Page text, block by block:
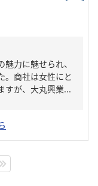
力に魅せられ、
。商社は女性にと
すが、大丸興業...